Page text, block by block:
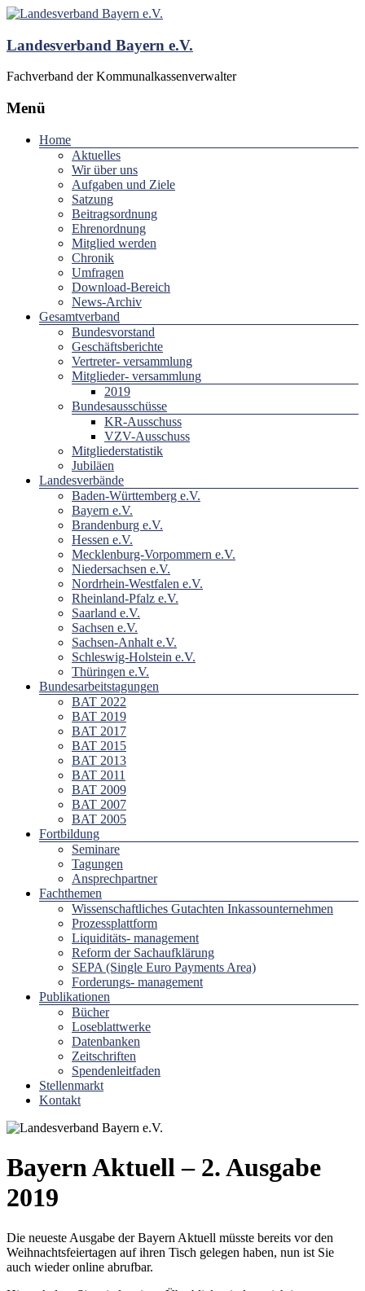
Landesverband Bayern e.V.
Fachverband der Kommunalkassenverwalter
Menü
Home
Aktuelles
Wir über uns
Aufgaben und Ziele
Satzung
Beitragsordnung
Ehrenordnung
Mitglied werden
Chronik
Umfragen
Download-Bereich
News-Archiv
Gesamtverband
Bundesvorstand
Geschäftsberichte
Vertreter- versammlung
Mitglieder- versammlung
2019
Bundesausschüsse
KR-Ausschuss
VZV-Ausschuss
Mitgliederstatistik
Jubiläen
Landesverbände
Baden-Württemberg e.V.
Bayern e.V.
Brandenburg e.V.
Hessen e.V.
Mecklenburg-Vorpommern e.V.
Niedersachsen e.V.
Nordrhein-Westfalen e.V.
Rheinland-Pfalz e.V.
Saarland e.V.
Sachsen e.V.
Sachsen-Anhalt e.V.
Schleswig-Holstein e.V.
Thüringen e.V.
Bundesarbeitstagungen
BAT 2022
BAT 2019
BAT 2017
BAT 2015
BAT 2013
BAT 2011
BAT 2009
BAT 2007
BAT 2005
Fortbildung
Seminare
Tagungen
Ansprechpartner
Fachthemen
Wissenschaftliches Gutachten Inkassounternehmen
Prozessplattform
Liquiditäts- management
Reform der Sachaufklärung
SEPA (Single Euro Payments Area)
Forderungs- management
Publikationen
Bücher
Loseblattwerke
Datenbanken
Zeitschriften
Spendenleitfaden
Stellenmarkt
Kontakt
Bayern Aktuell – 2. Ausgabe
2019
Die neueste Ausgabe der Bayern Aktuell müsste bereits vor den
Weihnachtsfeiertagen auf ihren Tisch gelegen haben, nun ist Sie
auch wieder online abrufbar.